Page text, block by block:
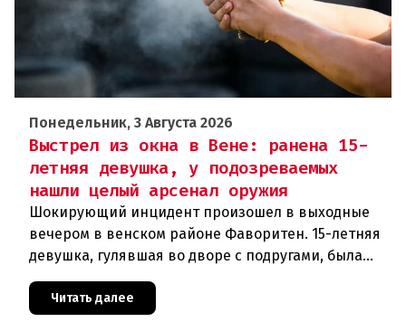
Понедельник, 3 Августа 2026
Выстрел из окна в Вене: ранена 15-
летняя девушка, у подозреваемых
нашли целый арсенал оружия
Шокирующий инцидент произошел в выходные
вечером в венском районе Фаворитен. 15-летняя
девушка, гулявшая во дворе с подругами, была
ранена выстрелом из пневматического оружия.
Полиция задержала двух п
Читать далее